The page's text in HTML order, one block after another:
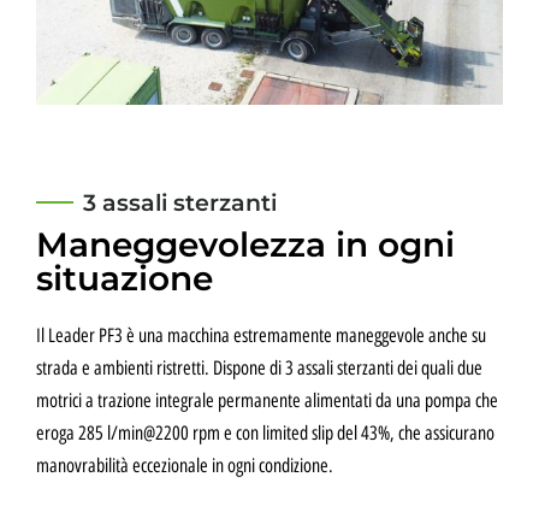
3 assali sterzanti
Maneggevolezza in ogni
situazione
Il Leader PF3 è una macchina estremamente maneggevole anche su
strada e ambienti ristretti. Dispone di 3 assali sterzanti dei quali due
motrici a trazione integrale permanente alimentati da una pompa che
eroga 285 l/min@2200 rpm e con limited slip del 43%, che assicurano
manovrabilità eccezionale in ogni condizione.